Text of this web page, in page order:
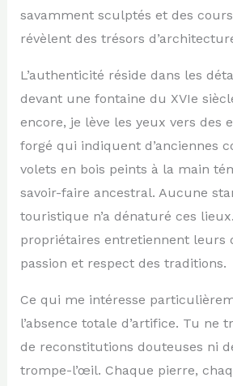
savamment sculptés et des
révèlent des trésors
L’authenticité réside dans les
devant une fontaine du XVIe
encore, je lève les yeux vers des
forgé qui indiquent d’anciennes
volets en bois peints à la main
savoir-faire ancestral. Aucune
touristique n’a dénaturé ces
propriétaires entretiennent leurs
passion et respect des traditions.
Ce qui me intéresse
l’absence totale d’artifice. Tu ne
de reconstitutions douteuses ni
trompe-l’œil. Chaque pierre,